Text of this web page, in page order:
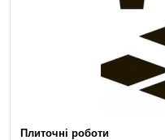
Плиточні роботи